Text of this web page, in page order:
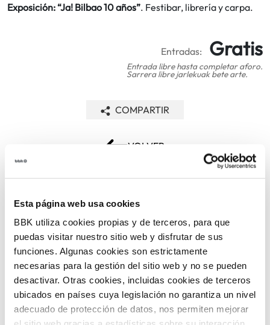
Esta página web usa cookies
BBK utiliza cookies propias y de terceros, para que
puedas visitar nuestro sitio web y disfrutar de sus
funciones. Algunas cookies son estrictamente
necesarias para la gestión del sitio web y no se pueden
desactivar. Otras cookies, incluidas cookies de terceros
ubicados en países cuya legislación no garantiza un nivel
adecuado de protección de datos, nos permiten mejorar
Exposición: “Ja! Bilbao 10 años”. Festibar, librería y carpa.
Entradas: Gratis
Entrada libre hasta completar aforo.
Sarrera libre jarlekuak bete arte.
VOLVER
COMPARTIR
TEMÁTICAS
ARTE Y
CINE